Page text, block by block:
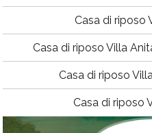
Casa di riposo
Casa di riposo Villa
Casa di riposo
Casa di riposo